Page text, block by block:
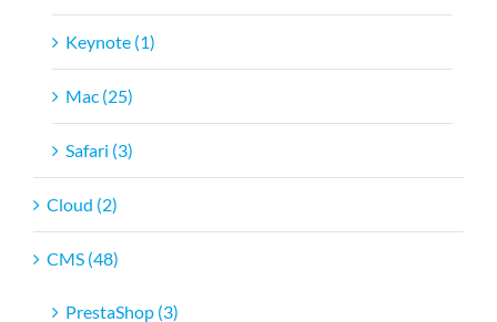
Keynote (1)
Mac (25)
Safari (3)
Cloud (2)
CMS (48)
PrestaShop (3)